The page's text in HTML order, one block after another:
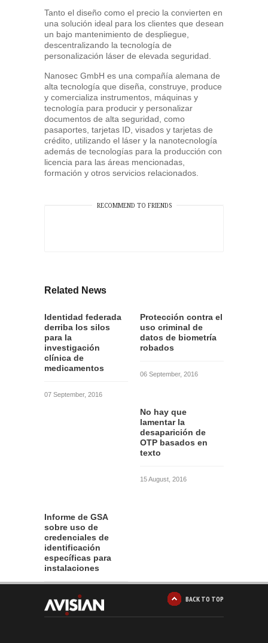
Tanto el diseño como el precio la convierten en
una solución ideal para los clientes que desean
un bajo mantenimiento de despliegue,
descentralizando la tecnología de
personalización láser de elevada seguridad.
Nanosec GmbH es una compañía alemana de
alta tecnología que diseña, construye, produce
y comercializa instrumentos, máquinas y
tecnología para producir y personalizar
documentos de alta seguridad, como
pasaportes, tarjetas ID, visados y tarjetas de
crédito, utilizando el láser y la nanotecnología
además de tecnologías para la producción con
licencia para las áreas mencionadas,
formación y otros servicios relacionados.
RECOMMEND TO FRIENDS
Related News
Identidad federada
derriba los silos
para la
investigación
clínica de
medicamentos
07 September, 2016
Protección contra el
uso criminal de
datos de biometría
robados
06 September, 2016
No hay que
lamentar la
desaparición de
OTP basados en
texto
15 August, 2016
Informe de GSA
sobre uso de
credenciales de
identificación
específicas para
instalaciones
12 August, 2016 BACK TO TOP